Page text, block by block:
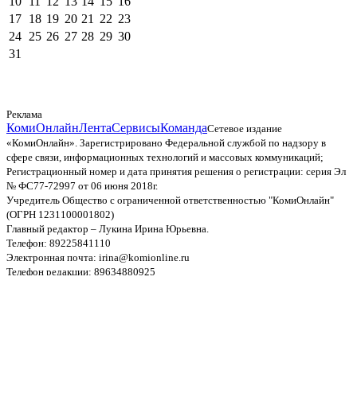
17 18 19 20 21 22 23
24 25 26 27 28 29 30
31
Реклама
КомиОнлайнЛентаСервисыКомандаСетевое издание
«КомиОнлайн». Зарегистрировано Федеральной службой по надзору в
сфере связи, информационных технологий и массовых коммуникаций;
Регистрационный номер и дата принятия решения о регистрации: серия Эл
№ ФС77-72997 от 06 июня 2018г.
Учредитель Общество с ограниченной ответственностью "КомиОнлайн"
(ОГРН 1231100001802)
Главный редактор – Лукина Ирина Юрьевна.
Телефон: 89225841110
Электронная почта: irina@komionline.ru
Телефон редакции: 89634880925